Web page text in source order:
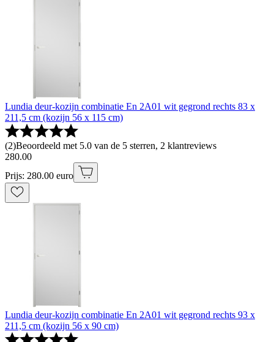
Lundia deur-kozijn combinatie En 2A01 wit gegrond rechts 83 x
211,5 cm (kozijn 56 x 115 cm)
(2)Beoordeeld met 5.0 van de 5 sterren, 2 klantreviews
280.00
Prijs: 280.00 euro
Lundia deur-kozijn combinatie En 2A01 wit gegrond rechts 93 x
211,5 cm (kozijn 56 x 90 cm)